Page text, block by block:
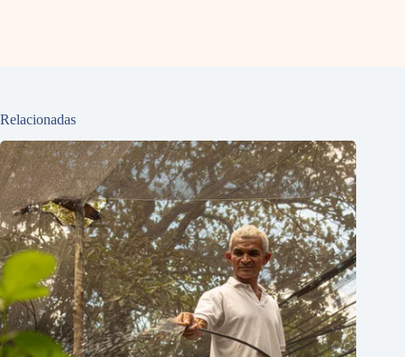
Relacionadas